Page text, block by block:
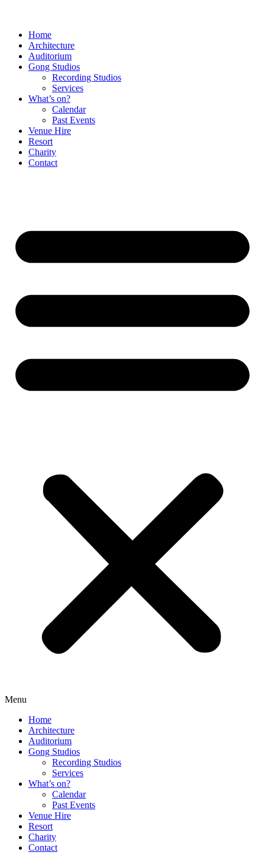
Home
Architecture
Auditorium
Gong Studios
Recording Studios
Services
What’s on?
Calendar
Past Events
Venue Hire
Resort
Charity
Contact
Menu
Home
Architecture
Auditorium
Gong Studios
Recording Studios
Services
What’s on?
Calendar
Past Events
Venue Hire
Resort
Charity
Contact